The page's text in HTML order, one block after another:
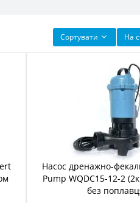
Сортувати На
Насос дренажно-
Pump WQDC15-12-2
без